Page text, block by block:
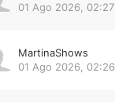
01 Ago 2026, 02:27
MartinaShows
01 Ago 2026, 02:26